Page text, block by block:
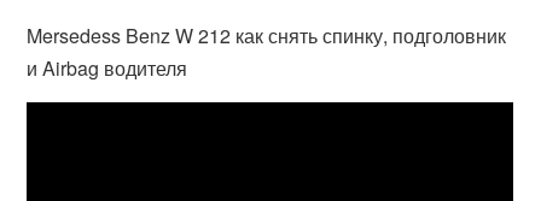
Mersedess Benz W 212 как снять спинку, подголовник
и Airbag водителя